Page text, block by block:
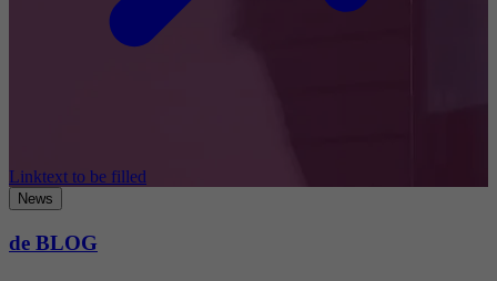
Linktext to be filled
News
de BLOG